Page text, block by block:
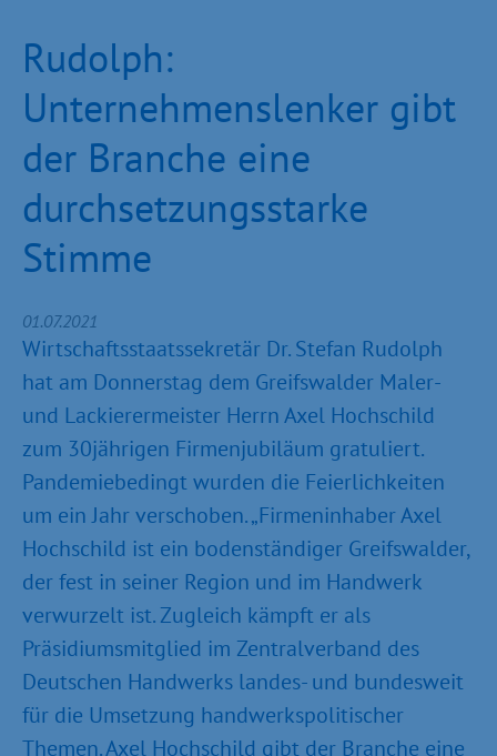
Rudolph:
Unternehmenslenker gibt
der Branche eine
durchsetzungsstarke
Stimme
01.07.2021
Wirtschaftsstaatssekretär Dr. Stefan Rudolph
hat am Donnerstag dem Greifswalder Maler-
und Lackierermeister Herrn Axel Hochschild
zum 30jährigen Firmenjubiläum gratuliert.
Pandemiebedingt wurden die Feierlichkeiten
um ein Jahr verschoben. „Firmeninhaber Axel
Hochschild ist ein bodenständiger Greifswalder,
der fest in seiner Region und im Handwerk
verwurzelt ist. Zugleich kämpft er als
Präsidiumsmitglied im Zentralverband des
Deutschen Handwerks landes- und bundesweit
für die Umsetzung handwerkspolitischer
Themen. Axel Hochschild gibt der Branche eine